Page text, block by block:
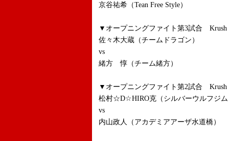
京谷祐希（Tean Free Style）
▼オープニングファイト第3試合
佐々木大蔵（チームドラゴン）
vs
緒方 惇（チーム緒方）
▼オープニングファイト第2試合
松村☆D☆HIRO克（シルバーウルフジム
vs
内山政人（アカデミアアーザ水道橋）